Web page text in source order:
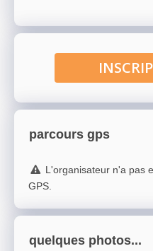
parcours gps
L'organisateur n'a pas
GPS.
quelques photos...